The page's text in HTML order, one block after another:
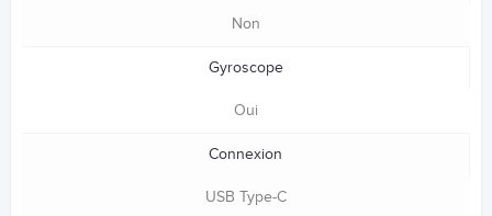
Non
Gyroscope
Oui
Connexion
USB Type-C